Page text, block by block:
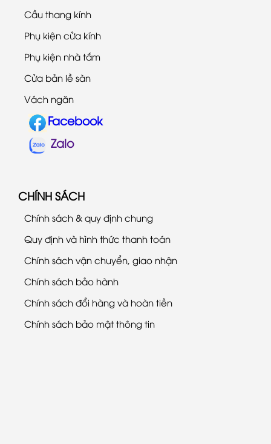
Cầu thang kính
Phụ kiện cửa kính
Phụ kiện nhà tắm
Cửa bản lề sàn
Vách ngăn
Facebook
Zalo
CHÍNH SÁCH
Chính sách & quy định chung
Quy định và hình thức thanh toán
Chính sách vận chuyển, giao nhận
Chính sách bảo hành
Chính sách đổi hàng và hoàn tiền
Chính sách bảo mật thông tin